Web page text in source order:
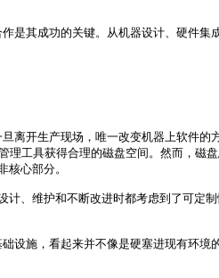
其成功的关键。从机器设计、硬件集
离开生产现场，唯一改变机器上软件
工具获得合理的磁盘空间。然而，磁
心部分。
、维护和不断改进时都考虑到了可定
施，看起来并不像是硬塞进现有环境